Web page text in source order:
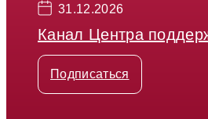
31.12.2026
Канал Центра
Подписаться